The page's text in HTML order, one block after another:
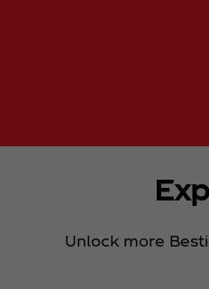
Unlock more